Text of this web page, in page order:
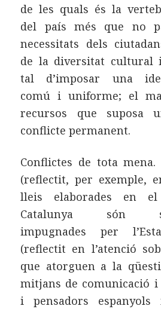
de les quals és la
del país més que no
necessitats dels
de la diversitat cultural
tal d’imposar una
comú i uniforme; el
recursos que suposa
conflicte permanent.
Conflictes de tota
(reflectit, per exemple,
lleis elaborades en
Catalunya són
impugnades per
(reflectit en l’atenció
que atorguen a la
mitjans de comunicació i
i pensadors espanyols